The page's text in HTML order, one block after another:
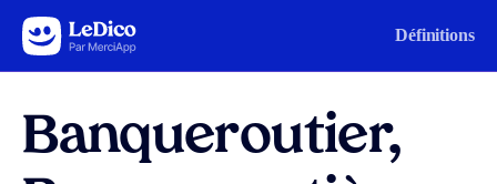
Aller au contenu Définitions
Banqueroutier,